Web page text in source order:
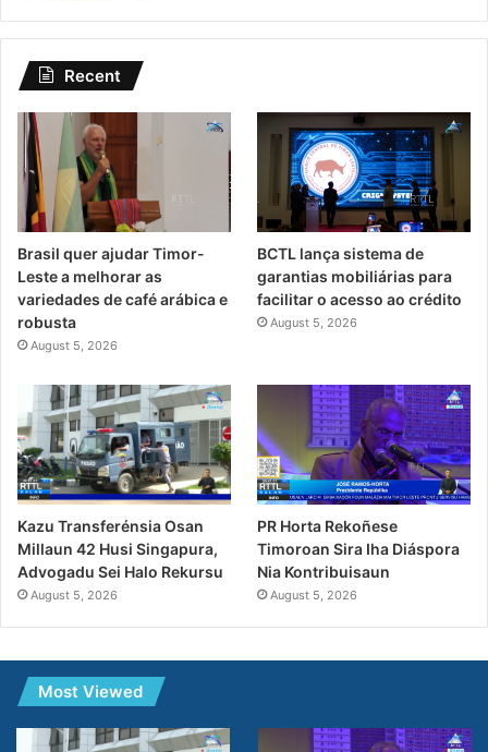
Recent
Brasil quer ajudar Timor-
Leste a melhorar as
variedades de café arábica e
robusta
August 5, 2026
BCTL lança sistema de
garantias mobiliárias para
facilitar o acesso ao crédito
August 5, 2026
Kazu Transferénsia Osan
Millaun 42 Husi Singapura,
Advogadu Sei Halo Rekursu
August 5, 2026
PR Horta Rekoñese
Timoroan Sira Iha Diáspora
Nia Kontribuisaun
August 5, 2026
Most Viewed